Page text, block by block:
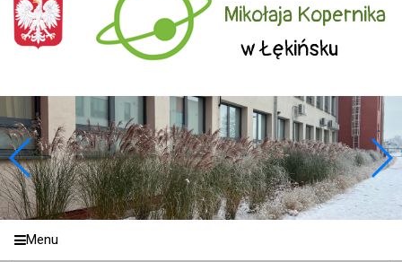
im. Mikołaja Kopernika
w Łękińsku
Menu